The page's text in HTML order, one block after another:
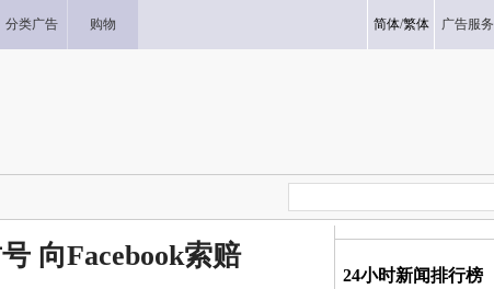
分类广告 购物 简体/繁体 广告服务
向Facebook索赔
24小时新闻排行榜